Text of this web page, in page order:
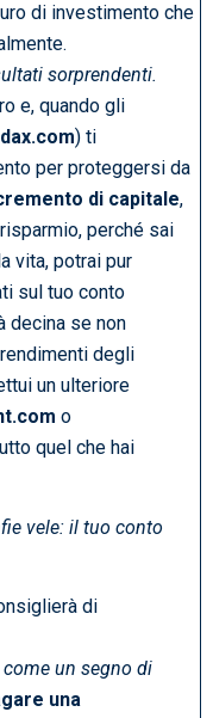
di investimento che
sorprendenti.
e, quando gli
) ti
per proteggersi da
di capitale,
perché sai
vita, potrai pur
sul tuo conto
decina se non
degli
un ulteriore
o
quel che hai
vele: il tuo conto
di
un segno di
una